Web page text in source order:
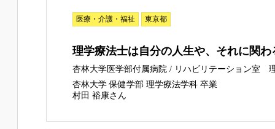
医療・介護・福祉 東京都
理学療法士は自分の人生や、それに関
杏林大学医学部付属病院 / リハビリテーション室
杏林大学 保健学部 理学療法学科 卒業
村田 裕康さん